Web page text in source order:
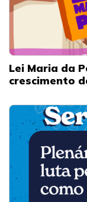
Lei Maria da
crescimento